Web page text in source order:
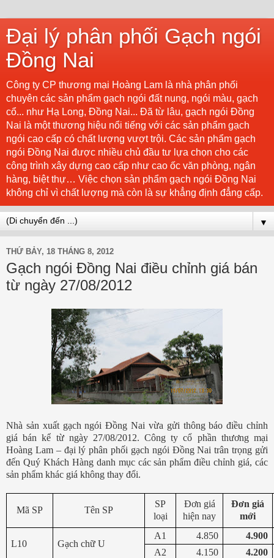
Đại lý phân phối Gạch ngói
Đồng Nai
Công ty CP thương mại Hoàng Lam là nhà phân phối
chuyên các sản phẩm gạch ngói đất nung, ngói màu, gạch
cổ... như Hạ Long, Đồng Nai... Đã từ lâu, gạch ngói Đồng
Nai là một thương hiệu nổi tiếng với các sản phẩm gạch
ngói cao cấp có chất lượng vượt trội. Các sản phẩm gạch
ngói Đồng Nai được nhiều chủ đầu tư lựa chọn cho các
công trình xây dựng cao cấp như cao ốc văn phòng, ngân
hàng, biệt thự… Việc chọn sản phẩm gạch ngói Đồng Nai
không chỉ vì chất lượng mà còn là sự khẳng định đẳng cấp.
▼
THỨ BẢY, 18 THÁNG 8, 2012
Gạch ngói Đồng Nai điều chỉnh giá bán
từ ngày 27/08/2012
Nhà sản xuất gạch ngói Đồng Nai vừa gửi thông báo điều chỉnh
giá bán kể từ ngày 27/08/2012. Công ty cổ phần thương mại
Hoàng Lam – đại lý phân phối gạch ngói Đồng Nai trân trọng gửi
đến Quý Khách Hàng danh mục các sản phẩm điều chỉnh giá, các
sản phẩm khác giá không thay đổi.
Mã SP Tên SP
SP
loại
Đơn giá
hiện nay
Đơn giá
mới
L10 Gạch chữ U
A1 4.850
4.900
A2
4.150 4.200